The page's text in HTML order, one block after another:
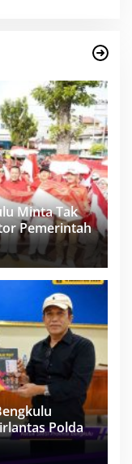
Minta Tak
Pemerintah
Polda